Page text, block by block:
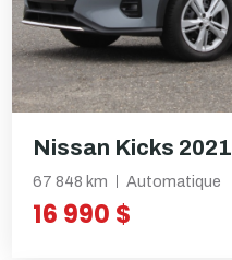
Nissan Kicks 2021
67 848 km Automatique
16 990 $